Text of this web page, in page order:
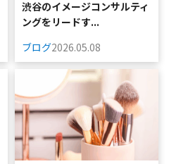
渋谷のイメージコンサルティ
ングをリードす...
ブログ2026.05.08